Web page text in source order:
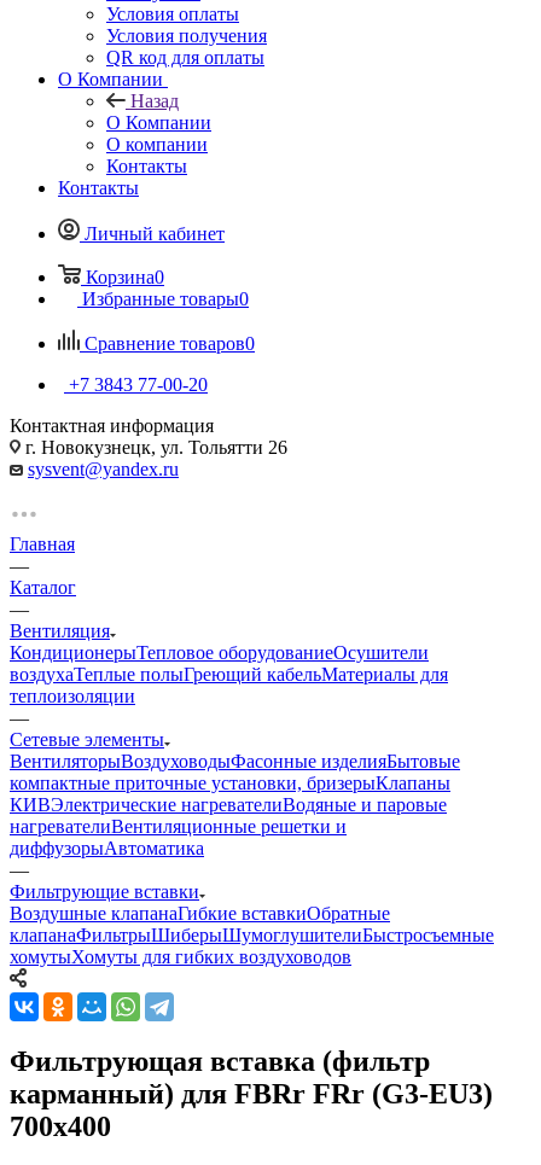
Условия оплаты
Условия получения
QR код для оплаты
О Компании
Назад
О Компании
О компании
Контакты
Контакты
Личный кабинет
Корзина0
Избранные товары0
Сравнение товаров0
+7 3843 77-00-20
Контактная информация
г. Новокузнецк, ул. Тольятти 26
sysvent@yandex.ru
Главная
—
Каталог
—
Вентиляция
КондиционерыТепловое оборудованиеОсушители
воздухаТеплые полыГреющий кабельМатериалы для
теплоизоляции
—
Сетевые элементы
ВентиляторыВоздуховодыФасонные изделияБытовые
компактные приточные установки, бризерыКлапаны
КИВЭлектрические нагревателиВодяные и паровые
нагревателиВентиляционные решетки и
диффузорыАвтоматика
—
Фильтрующие вставки
Воздушные клапанаГибкие вставкиОбратные
клапанаФильтрыШиберыШумоглушителиБыстросъемные
хомутыХомуты для гибких воздуховодов
Фильтрующая вставка (фильтр
карманный) для FBRr FRr (G3-EU3)
700х400